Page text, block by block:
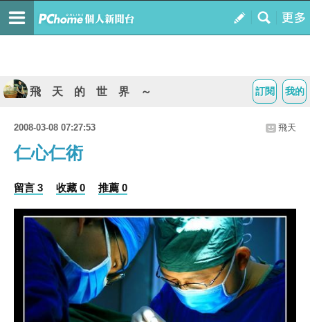
我的
訂閱
飛 天 的 世 界 ～
2008-03-08 07:27:53 飛天
仁心仁術
留言 3 收藏 0 推薦 0